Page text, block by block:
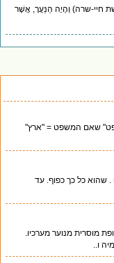
שרה) וְהָיָה הַנַּעֲרָ, אֲשֶׁר
שאם המשפט = "ארץ"
כל כך כפוף. עד
מנוער מערכיו.
ו..